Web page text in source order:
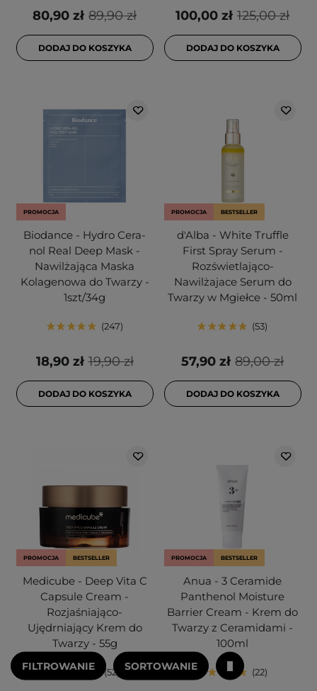
89,90 zł
80,90 zł
DODAJ DO KOSZYKA
125,00 zł
100,00 zł
DODAJ DO KOSZYKA
PROMOCJA
Biodance - Hydro Cera-
nol Real Deep Mask -
Nawilżająca Maska
Kolagenowa do Twarzy -
1szt/34g
247
19,90 zł
18,90 zł
DODAJ DO KOSZYKA
PROMOCJA BESTSELLER
d'Alba - White Truffle
First Spray Serum -
Rozświetlająco-
Nawilżajace Serum do
Twarzy w Mgiełce - 50ml
53
89,00 zł
57,90 zł
DODAJ DO KOSZYKA
PROMOCJA BESTSELLER
Medicube - Deep Vita C
Capsule Cream -
Rozjaśniająco-
Ujędrniający Krem do
Twarzy - 55g
52
PROMOCJA BESTSELLER
Anua - 3 Ceramide
Panthenol Moisture
Barrier Cream - Krem do
Twarzy z Ceramidami -
100ml
22
FILTROWANIE SORTOWANIE